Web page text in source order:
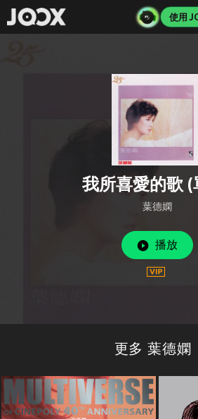
使用
我所喜愛的歌 (
葉德嫻
播放
更多 葉德嫻